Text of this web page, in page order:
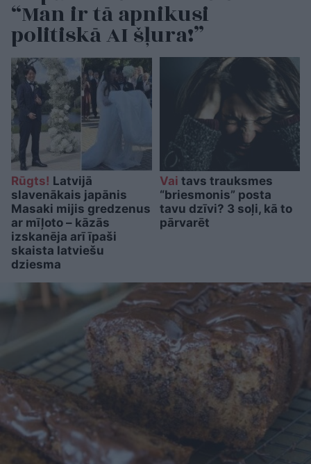
“Man ir tā apnikusi
politiskā AI šļura!”
Rūgts! Latvijā
slavenākais japānis
Masaki mijis gredzenus
ar mīļoto – kāzās
izskanēja arī īpaši
skaista latviešu
dziesma
Vai tavs trauksmes
“briesmonis” posta
tavu dzīvi? 3 soļi, kā to
pārvarēt